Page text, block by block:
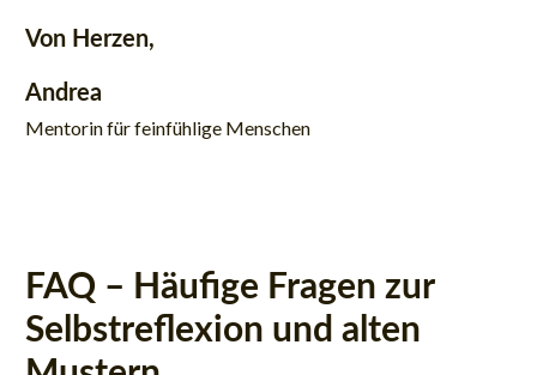
Von Herzen,
Andrea
Mentorin für feinfühlige Menschen
FAQ – Häufige Fragen zur
Selbstreflexion und alten